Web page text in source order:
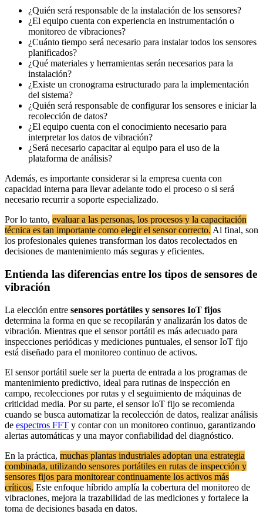
¿Quién será responsable de la instalación de los sensores?
¿El equipo cuenta con experiencia en instrumentación o
monitoreo de vibraciones?
¿Cuánto tiempo será necesario para instalar todos los sensores
planificados?
¿Qué materiales y herramientas serán necesarios para la
instalación?
¿Existe un cronograma estructurado para la implementación
del sistema?
¿Quién será responsable de configurar los sensores e iniciar la
recolección de datos?
¿El equipo cuenta con el conocimiento necesario para
interpretar los datos de vibración?
¿Será necesario capacitar al equipo para el uso de la
plataforma de análisis?
Además, es importante considerar si la empresa cuenta con
capacidad interna para llevar adelante todo el proceso o si será
necesario recurrir a soporte especializado.
Por lo tanto, evaluar a las personas, los procesos y la capacitación
técnica es tan importante como elegir el sensor correcto. Al final, son
los profesionales quienes transforman los datos recolectados en
decisiones de mantenimiento más seguras y eficientes.
Entienda las diferencias entre los tipos de sensores de
vibración
La elección entre sensores portátiles y sensores IoT fijos
determina la forma en que se recopilarán y analizarán los datos de
vibración. Mientras que el sensor portátil es más adecuado para
inspecciones periódicas y mediciones puntuales, el sensor IoT fijo
está diseñado para el monitoreo continuo de activos.
El sensor portátil suele ser la puerta de entrada a los programas de
mantenimiento predictivo, ideal para rutinas de inspección en
campo, recolecciones por rutas y el seguimiento de máquinas de
criticidad media. Por su parte, el sensor IoT fijo se recomienda
cuando se busca automatizar la recolección de datos, realizar análisis
de espectros FFT y contar con un monitoreo continuo, garantizando
alertas automáticas y una mayor confiabilidad del diagnóstico.
En la práctica, muchas plantas industriales adoptan una estrategia
combinada, utilizando sensores portátiles en rutas de inspección y
sensores fijos para monitorear continuamente los activos más
críticos. Este enfoque híbrido amplía la cobertura del monitoreo de
vibraciones, mejora la trazabilidad de las mediciones y fortalece la
toma de decisiones basada en datos.